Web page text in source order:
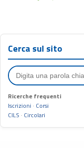
Cerca sul sito
Ricerche frequenti
Iscrizioni · Corsi
CILS · Circolari